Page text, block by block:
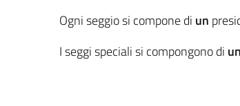
Ogni seggio si compone di un
I seggi speciali si compongono di un